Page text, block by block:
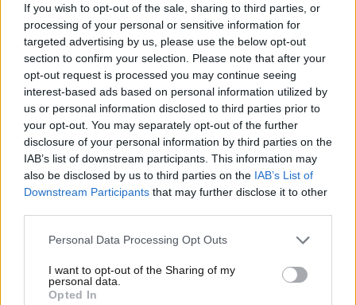
If you wish to opt-out of the sale, sharing to third parties, or
processing of your personal or sensitive information for
targeted advertising by us, please use the below opt-out
section to confirm your selection. Please note that after your
opt-out request is processed you may continue seeing
interest-based ads based on personal information utilized by
us or personal information disclosed to third parties prior to
your opt-out. You may separately opt-out of the further
disclosure of your personal information by third parties on the
IAB’s list of downstream participants. This information may
also be disclosed by us to third parties on the IAB’s List of
Downstream Participants that may further disclose it to other
Please note that this website/app uses one or more Google
not limited to your visit or usage behaviour. You may click to
grant or deny consent to Google and its third-party tags to
Personal Data Processing Opt Outs
I want to opt-out of the Sharing of my
personal data.
Opted In
– To ξενοδοχείο που φέρνει την τεχνολογία
ευεξίας στο επόμενο επίπεδο